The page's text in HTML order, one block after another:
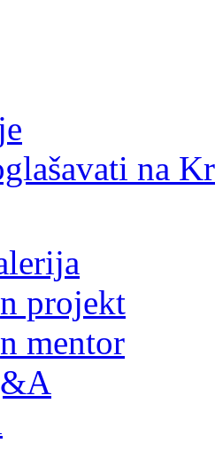
na
projekt
mentor